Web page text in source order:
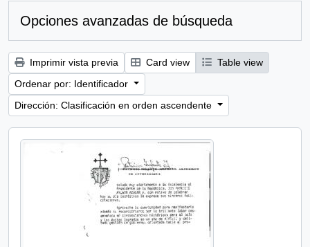
Opciones avanzadas de búsqueda
Imprimir vista previa Card view
Table view
Ordenar por: Identificador
Dirección: Clasificación en orden ascendente